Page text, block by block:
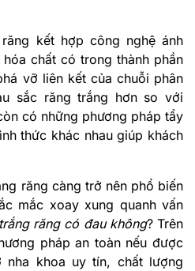
kết hợp công nghệ ánh
chất có trong thành phần
vỡ liên kết của chuỗi phân
sắc răng trắng hơn so với
có những phương pháp tẩy
thức khác nhau giúp khách
răng càng trở nên phổ biến
mắc xoay xung quanh vấn
răng có đau không? Trên
pháp an toàn nếu được
khoa uy tín, chất lượng